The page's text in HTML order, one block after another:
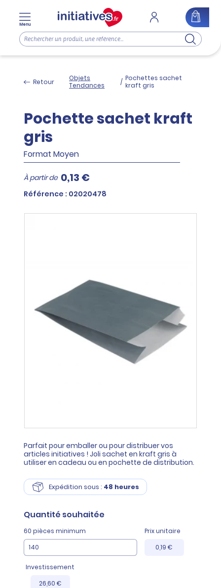
Menu
Retour
Objets
Tendances
/ Pochettes sachet
kraft gris
Pochette sachet kraft
gris
Format Moyen
À partir de 0,13 €
Référence : 02020478
Parfait pour emballer ou pour distribuer vos
articles initiatives ! Joli sachet en kraft gris à
utiliser en cadeau ou en pochette de distribution.
Expédition sous : 48 heures
Quantité souhaitée
60 pièces minimum
Prix unitaire
0,19 €
Investissement
26,60 €